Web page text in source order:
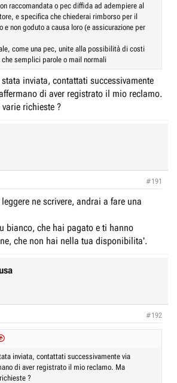
raccomandata o pec diffida ad adempiere al
e specifica che chiederai rimborso per il
e non goduto a causa loro (e assicurazione per
come una pec, unite alla possibilità di costi
che semplici parole o mail normali
inviata, contattati successivamente
di aver registrato il mio reclamo.
richieste ?
#191
ne scrivere, andrai a fare una
bianco, che hai pagato e ti hanno
che non hai nella tua disponibilita'.
#192
inviata, contattati successivamente via
di aver registrato il mio reclamo. Ma
?